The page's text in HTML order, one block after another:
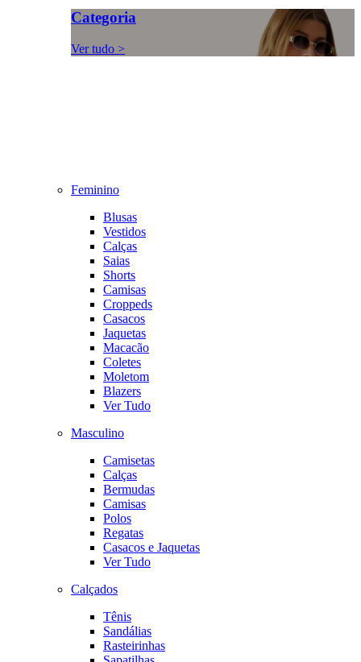
Categoria
Ver tudo >
Feminino
Blusas
Vestidos
Calças
Saias
Shorts
Camisas
Croppeds
Casacos
Jaquetas
Macacão
Coletes
Moletom
Blazers
Ver Tudo
Masculino
Camisetas
Calças
Bermudas
Camisas
Polos
Regatas
Casacos e Jaquetas
Ver Tudo
Calçados
Tênis
Sandálias
Rasteirinhas